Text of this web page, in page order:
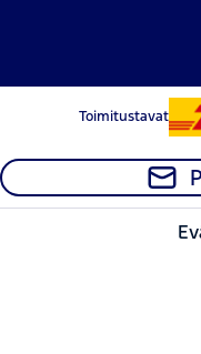
Toimitustavat